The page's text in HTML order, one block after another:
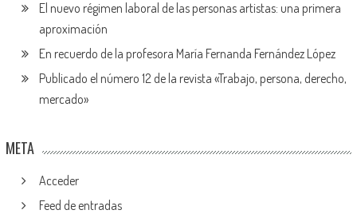
El nuevo régimen laboral de las personas artistas: una primera
aproximación
En recuerdo de la profesora María Fernanda Fernández López
Publicado el número 12 de la revista «Trabajo, persona, derecho,
mercado»
META
Acceder
Feed de entradas